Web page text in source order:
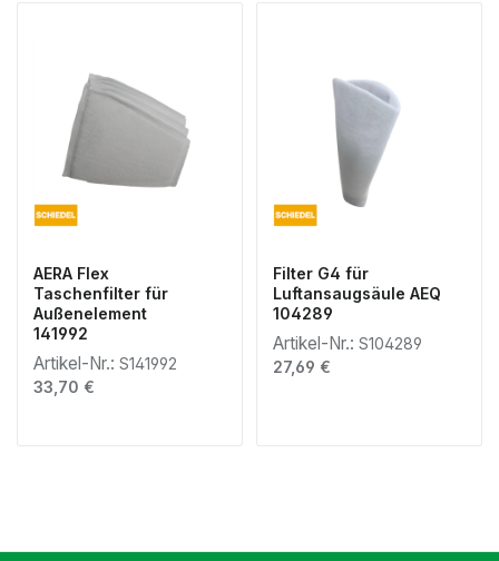
AERA Flex
Taschenfilter für
Außenelement
141992
Artikel-Nr.: S141992
Regulärer Preis:
33,70 €
Filter G4 für
Luftansaugsäule AEQ
104289
Artikel-Nr.: S104289
Regulärer Preis:
27,69 €